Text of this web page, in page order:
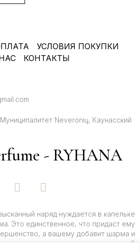
УСЛОВИЯ ПОКУПКИ
КОНТАКТЫ
Neveronių, Каунасский
- RYHANA
F
a
e
b
o
I
n
t
a
g
наряд нуждается в капельке
Это единственное, что придаст ему
а вашему добавит шарма и
очарования”.